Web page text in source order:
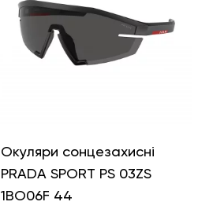
Окуляри сонцезахисні
PRADA SPORT PS 03ZS
1BO06F 44